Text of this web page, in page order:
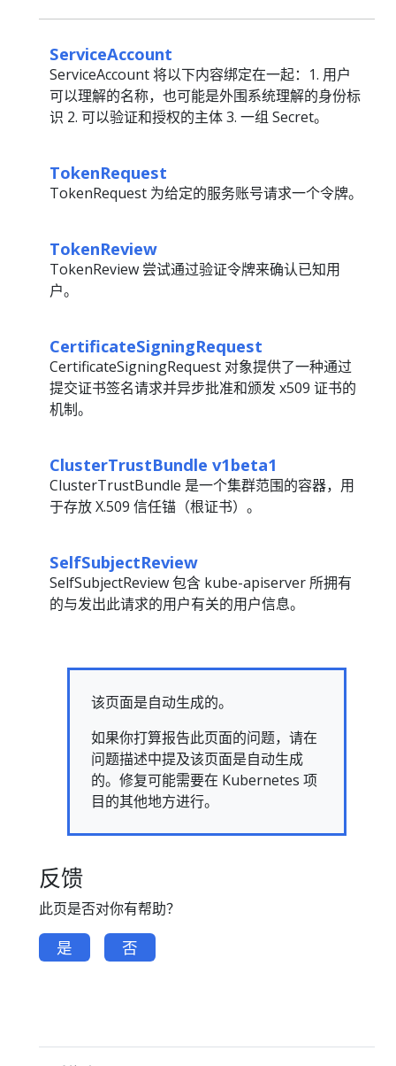
ServiceAccount
ServiceAccount 将以下内容绑定在一起：1. 用户
可以理解的名称，也可能是外围系统理解的身份标
识 2. 可以验证和授权的主体 3. 一组 Secret。
TokenRequest
TokenRequest 为给定的服务账号请求一个令牌。
TokenReview
TokenReview 尝试通过验证令牌来确认已知用
户。
CertificateSigningRequest
CertificateSigningRequest 对象提供了一种通过
提交证书签名请求并异步批准和颁发 x509 证书的
机制。
ClusterTrustBundle v1beta1
ClusterTrustBundle 是一个集群范围的容器，用
于存放 X.509 信任锚（根证书）。
SelfSubjectReview
SelfSubjectReview 包含 kube-apiserver 所拥有
的与发出此请求的用户有关的用户信息。
该页面是自动生成的。
如果你打算报告此页面的问题，请在
问题描述中提及该页面是自动生成
的。修复可能需要在 Kubernetes 项
目的其他地方进行。
反馈
此页是否对你有帮助？
是 否